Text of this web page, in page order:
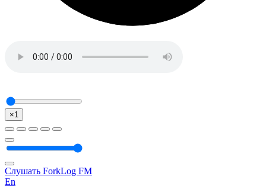
×1
Слушать ForkLog FM
En